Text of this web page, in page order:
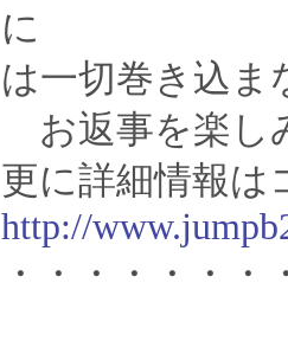
に
は一切巻き込ま
お返事を楽し
更に詳細情報は
http://
・・・・・・